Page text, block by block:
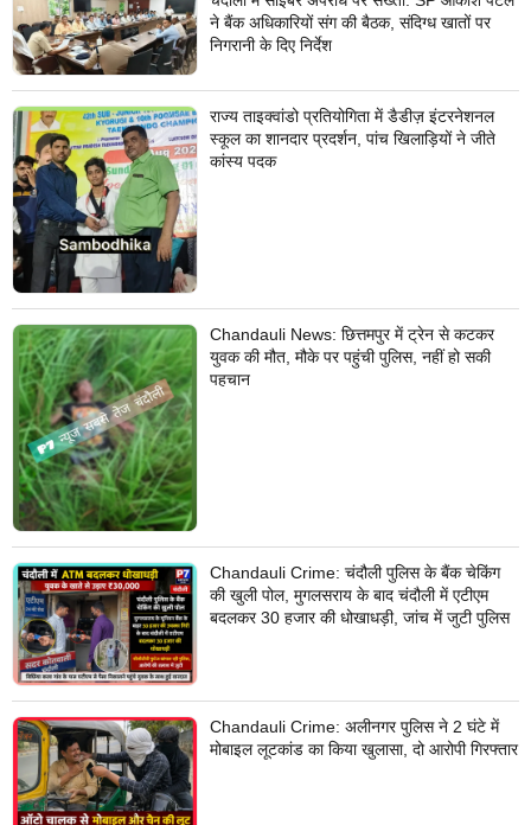
ने बैंक अधिकारियों संग की बैठक, संदिग्ध खातों पर
निगरानी के दिए निर्देश
राज्य ताइक्वांडो प्रतियोगिता में डैडीज़ इंटरनेशनल
स्कूल का शानदार प्रदर्शन, पांच खिलाड़ियों ने जीते
कांस्य पदक
Chandauli News: छित्तमपुर में ट्रेन से कटकर
युवक की मौत, मौके पर पहुंची पुलिस, नहीं हो सकी
पहचान
Chandauli Crime: चंदौली पुलिस के बैंक चेकिंग
की खुली पोल, मुगलसराय के बाद चंदौली में एटीएम
बदलकर 30 हजार की धोखाधड़ी, जांच में जुटी पुलिस
Chandauli Crime: अलीनगर पुलिस ने 2 घंटे में
मोबाइल लूटकांड का किया खुलासा, दो आरोपी गिरफ्तार